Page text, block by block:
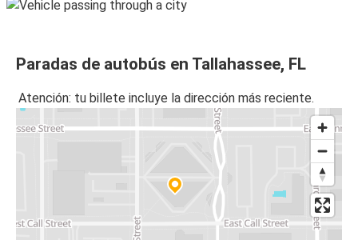
Paradas de autobús en Tallahassee, FL
Atención: tu billete incluye la dirección más reciente.